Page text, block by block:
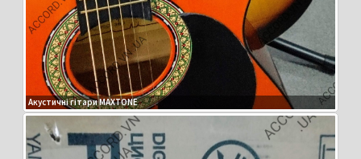
Акустичні гітари MAXTONE